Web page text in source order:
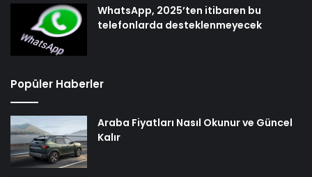
WhatsApp, 2025’ten itibaren bu
telefonlarda desteklenmeyecek
Popüler Haberler
Araba Fiyatları Nasıl Okunur ve Güncel
Kalır